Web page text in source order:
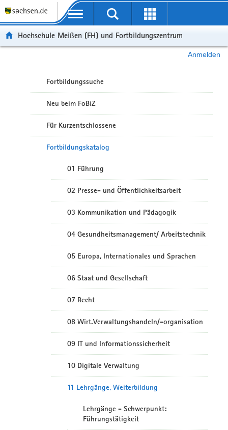
Portalübergreifende Navigation
Hochschule Meißen (FH) und Fortbildungszentrum
Anmelden
Fortbildungssuche
Neu beim FoBiZ
Für Kurzentschlossene
Fortbildungskatalog
01 Führung
02 Presse- und Öffentlichkeitsarbeit
03 Kommunikation und Pädagogik
04 Gesundheitsmanagement/ Arbeitstechnik
05 Europa, Internationales und Sprachen
06 Staat und Gesellschaft
07 Recht
08 Wirt.Verwaltungshandeln/-organisation
09 IT und Informationssicherheit
10 Digitale Verwaltung
11 Lehrgänge, Weiterbildung
Lehrgänge - Schwerpunkt:
Führungstätigkeit